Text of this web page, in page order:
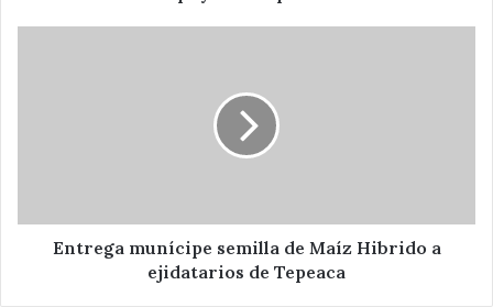
de
TepeacaEntrega munícipe semilla de Maíz Hibrido a
ejidatarios de Tepeaca